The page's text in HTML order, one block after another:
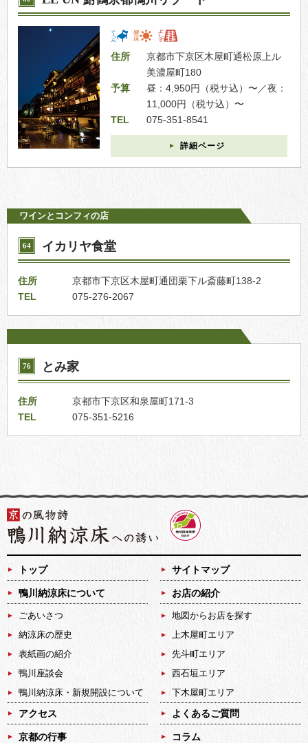
住所
京都市下京区木屋町通松原上ル
美濃屋町180
予算
昼：4,950円（税サ込）〜／夜：
11,000円（税サ込）〜
TEL
075-351-8541
詳細ページ
ワインとコンフィの店
64 イカリヤ食堂
住所
京都市下京区木屋町通団栗下ル斎藤町138-2
TEL
075-276-2067
76 とみ家
住所
京都市下京区和泉屋町171-3
TEL
075-351-5216
トップ サイトマップ
鴨川納涼床について
ごあいさつ
納涼床の歴史
表紙画の紹介
鴨川座談会
鴨川納涼床・新規開設について
お店の紹介
地図からお店を探す
上木屋町エリア
先斗町エリア
西石垣エリア
下木屋町エリア
アクセス よくあるご質問
京都の行事 コラム